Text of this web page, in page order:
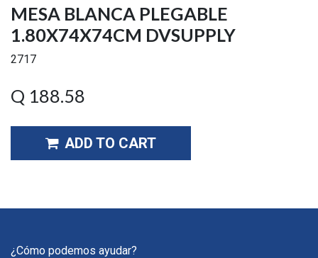
MESA BLANCA PLEGABLE
1.80X74X74CM DVSUPPLY
2717
Q 188.58
ADD TO CART
¿Cómo podemos ayudar?